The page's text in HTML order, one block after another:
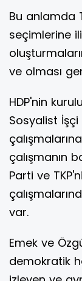
Bu anlamda
seçimlerine
ve olması
HDP'nin
Sosyalist
çalışmanın
Parti ve
var.
Emek ve
demokratik